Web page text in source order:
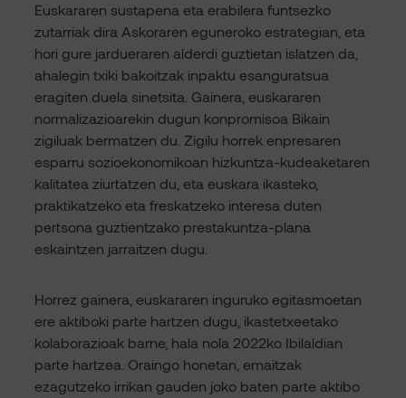
Euskararen sustapena eta erabilera funtsezko
zutarriak dira Askoraren eguneroko estrategian, eta
hori gure jardueraren alderdi guztietan islatzen da,
ahalegin txiki bakoitzak inpaktu esanguratsua
eragiten duela sinetsita. Gainera, euskararen
normalizazioarekin dugun konpromisoa Bikain
zigiluak bermatzen du. Zigilu horrek enpresaren
esparru sozioekonomikoan hizkuntza-kudeaketaren
kalitatea ziurtatzen du, eta euskara ikasteko,
praktikatzeko eta freskatzeko interesa duten
pertsona guztientzako prestakuntza-plana
eskaintzen jarraitzen dugu.
Horrez gainera, euskararen inguruko egitasmoetan
ere aktiboki parte hartzen dugu, ikastetxeetako
kolaborazioak barne, hala nola 2022ko Ibilaldian
parte hartzea. Oraingo honetan, emaitzak
ezagutzeko irrikan gauden joko baten parte aktibo